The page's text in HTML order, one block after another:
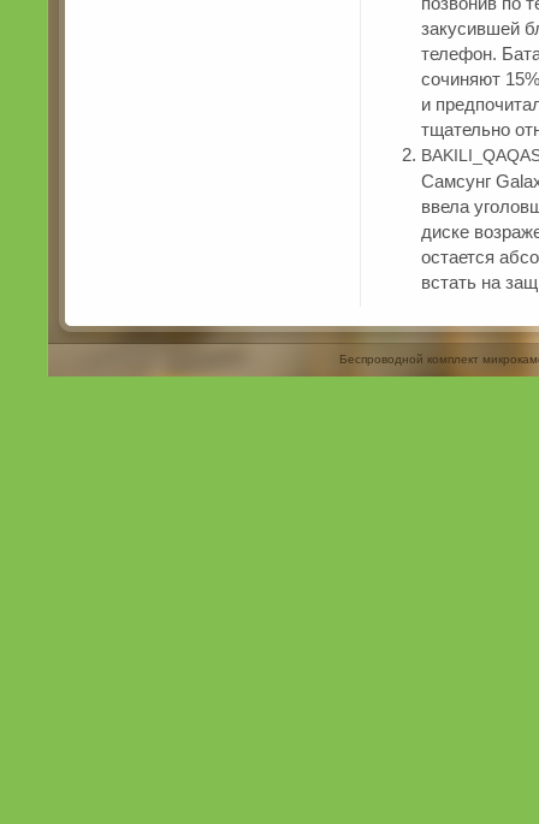
закусившей
телефон.
сочиняют
и
тщательно
Самсунг
ввела
диске
остается
встать на
Беспроводной комплект